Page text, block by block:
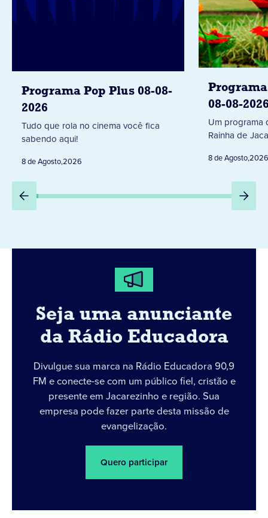
Programa Pop Plus 08-08-
2026
Tudo que rola no cinema você fica
sabendo aqui!
8 de Agosto,2026
08-08-
Um programa
Rainha de
8 de Agosto,2026
Seja uma anunciante
da Rádio Educadora
Divulgue sua marca na Rádio Educadora 90,9
FM e conecte-se com um público fiel, cristão e
presente em Jacarezinho e região. Sua
empresa pode fazer parte desta missão de
evangelização.
Quero participar